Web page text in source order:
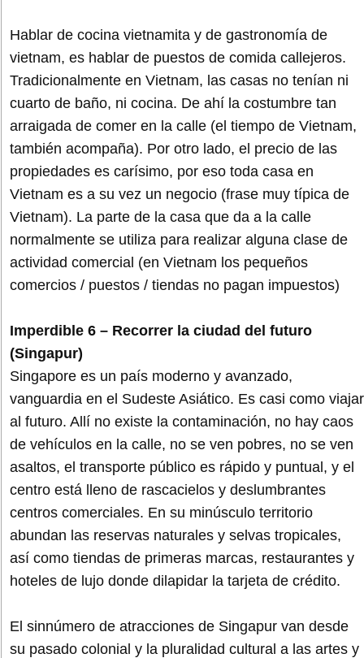
Hablar de cocina vietnamita y de gastronomía de
vietnam, es hablar de puestos de comida callejeros.
Tradicionalmente en Vietnam, las casas no tenían ni
cuarto de baño, ni cocina. De ahí la costumbre tan
arraigada de comer en la calle (el tiempo de Vietnam,
también acompaña). Por otro lado, el precio de las
propiedades es carísimo, por eso toda casa en
Vietnam es a su vez un negocio (frase muy típica de
Vietnam). La parte de la casa que da a la calle
normalmente se utiliza para realizar alguna clase de
actividad comercial (en Vietnam los pequeños
comercios / puestos / tiendas no pagan impuestos)
Imperdible 6 – Recorrer la ciudad del futuro
(Singapur)
Singapore es un país moderno y avanzado,
vanguardia en el Sudeste Asiático. Es casi como viajar
al futuro. Allí no existe la contaminación, no hay caos
de vehículos en la calle, no se ven pobres, no se ven
asaltos, el transporte público es rápido y puntual, y el
centro está lleno de rascacielos y deslumbrantes
centros comerciales. En su minúsculo territorio
abundan las reservas naturales y selvas tropicales,
así como tiendas de primeras marcas, restaurantes y
hoteles de lujo donde dilapidar la tarjeta de crédito.
El sinnúmero de atracciones de Singapur van desde
su pasado colonial y la pluralidad cultural a las artes y